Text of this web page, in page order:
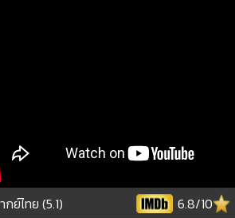
กย์ไทย (5.1) 6.8/10